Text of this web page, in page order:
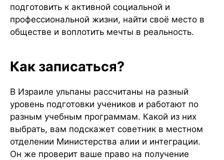
подготовить к активной социальной и
профессиональной жизни, найти своё место в
обществе и воплотить мечты в реальность.
Как записаться?
В Израиле ульпаны рассчитаны на разный
уровень подготовки учеников и работают по
разным учебным программам. Какой из них
выбрать, вам подскажет советник в местном
отделении Министерства алии и интеграции.
Он же проверит ваше право на получение